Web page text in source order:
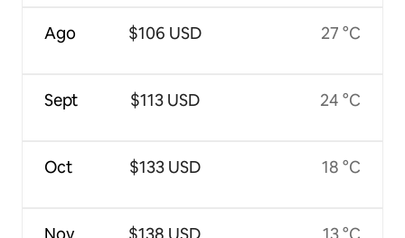
Ago
Sept
Oct
Nov
$106 USD
$113 USD
$133 USD
$138 USD
27 °C
24 °C
18 °C
13 °C